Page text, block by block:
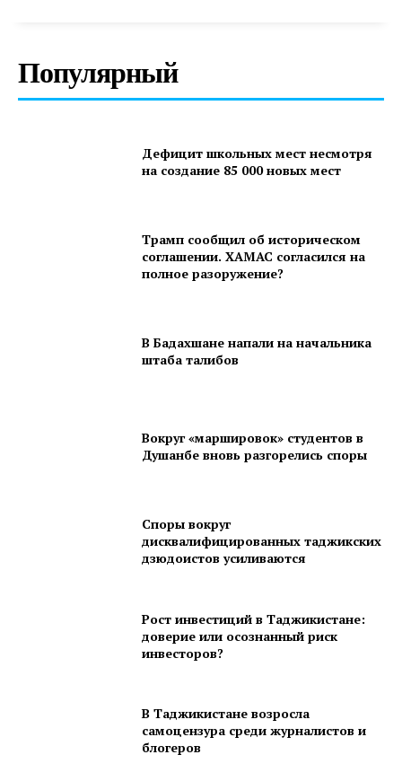
Популярный
Дефицит школьных мест несмотря
на создание 85 000 новых мест
Трамп сообщил об историческом
соглашении. ХАМАС согласился на
полное разоружение?
В Бадахшане напали на начальника
штаба талибов
Вокруг «маршировок» студентов в
Душанбе вновь разгорелись споры
Споры вокруг
дисквалифицированных таджикских
дзюдоистов усиливаются
Рост инвестиций в Таджикистане:
доверие или осознанный риск
инвесторов?
В Таджикистане возросла
самоцензура среди журналистов и
блогеров